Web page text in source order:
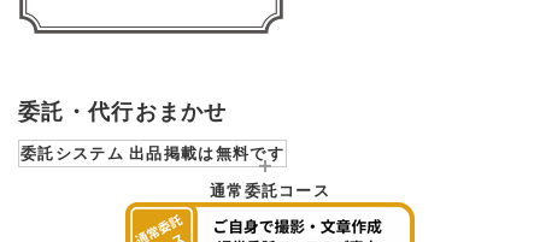
委託・代行おまかせ
委託システム 出品掲載は無料です
通常委託コース